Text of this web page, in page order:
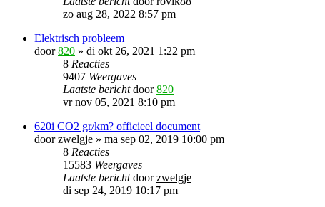
zo aug 28, 2022 8:57 pm
Elektrisch probleem
door820 » di okt 26, 2021 1:22 pm
8 Reacties
9407 Weergaves
Laatste berichtdoor820
vr nov 05, 2021 8:10 pm
620i CO2 gr/km? officieel document
doorzwelgje » ma sep 02, 2019 10:00 pm
8 Reacties
15583 Weergaves
Laatste berichtdoorzwelgje
di sep 24, 2019 10:17 pm